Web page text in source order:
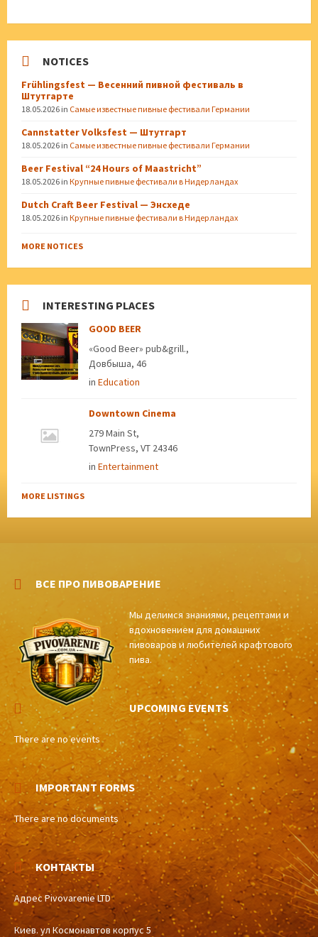
NOTICES
Frühlingsfest — Весенний пивной фестиваль в
Штутгарте
18.05.2026 in Самые известные пивные фестивали Германии
Cannstatter Volksfest — Штутгарт
18.05.2026 in Самые известные пивные фестивали Германии
Beer Festival “24 Hours of Maastricht”
18.05.2026 in Крупные пивные фестивали в Нидерландах
Dutch Craft Beer Festival — Энсхеде
18.05.2026 in Крупные пивные фестивали в Нидерландах
MORE NOTICES
INTERESTING PLACES
GOOD BEER
«Good Beer» pub&grill.,
Довбыша, 46
in Education
Downtown Cinema
279 Main St,
TownPress, VT 24346
in Entertainment
MORE LISTINGS
ВСЕ ПРО ПИВОВАРЕНИЕ
Мы делимся знаниями, рецептами и
вдохновением для домашних
пивоваров и любителей крафтового
пива.
UPCOMING EVENTS
There are no events
IMPORTANT FORMS
There are no documents
КОНТАКТЫ
Адрес Pivovarenie LTD
Киев. ул Космонавтов корпус 5